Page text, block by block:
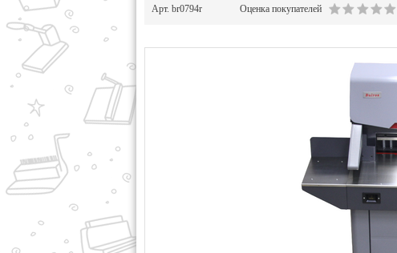
Арт. br0794r Оценка покупателей